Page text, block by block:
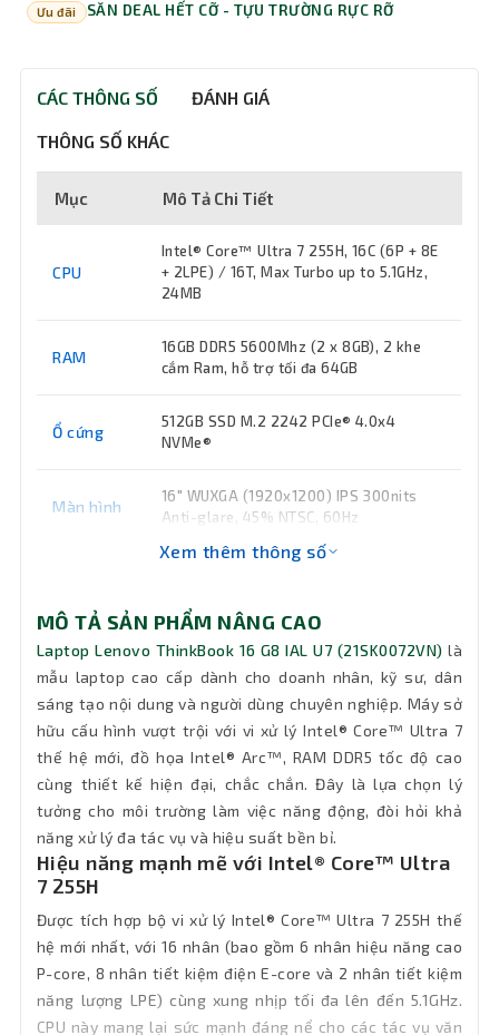
Ưu đãi SĂN DEAL HẾT CỠ - TỰU TRƯỜNG RỰC RỠ
CÁC THÔNG SỐ ĐÁNH GIÁ
THÔNG SỐ KHÁC
Mục Mô Tả Chi Tiết
CPU
Intel® Core™ Ultra 7 255H, 16C (6P + 8E
+ 2LPE) / 16T, Max Turbo up to 5.1GHz,
24MB
RAM
16GB DDR5 5600Mhz (2 x 8GB), 2 khe
cắm Ram, hỗ trợ tối đa 64GB
Ổ cứng
512GB SSD M.2 2242 PCIe® 4.0x4
NVMe®
Màn hình
16" WUXGA (1920x1200) IPS 300nits
Anti-glare, 45% NTSC, 60Hz
Chip AI Intel® AI Boost, up to 13 TOPS
Ổ đĩa
quang
(DVD)
Không DVD
Pin 45Wh
Keyboard Backlit, English
Đèn bàn
phím
Chất liệu Aluminium (Top), PC-ABS (Bottom)
Xem thêm thông số
MÔ TẢ SẢN PHẨM NÂNG CAO
Laptop Lenovo ThinkBook 16 G8 IAL U7 (21SK0072VN) là
mẫu laptop cao cấp dành cho doanh nhân, kỹ sư, dân
sáng tạo nội dung và người dùng chuyên nghiệp. Máy sở
hữu cấu hình vượt trội với vi xử lý Intel® Core™ Ultra 7
thế hệ mới, đồ họa Intel® Arc™, RAM DDR5 tốc độ cao
cùng thiết kế hiện đại, chắc chắn. Đây là lựa chọn lý
tưởng cho môi trường làm việc năng động, đòi hỏi khả
năng xử lý đa tác vụ và hiệu suất bền bỉ.
Hiệu năng mạnh mẽ với Intel® Core™ Ultra
7 255H
Được tích hợp bộ vi xử lý Intel® Core™ Ultra 7 255H thế
hệ mới nhất, với 16 nhân (bao gồm 6 nhân hiệu năng cao
P-core, 8 nhân tiết kiệm điện E-core và 2 nhân tiết kiệm
năng lượng LPE) cùng xung nhịp tối đa lên đến 5.1GHz.
CPU này mang lại sức mạnh đáng nể cho các tác vụ văn